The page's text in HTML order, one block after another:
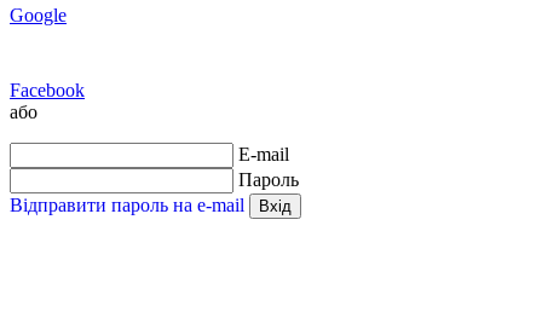
Google
Facebook
або
E-mail
Пароль
Відправити пароль на e-mail
Вхід